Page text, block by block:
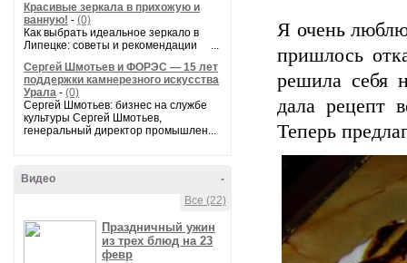
Красивые зеркала в прихожую и
ванную! - (0)
Как выбрать идеальное зеркало в
Липецке: советы и рекомендации ...
Сергей Шмотьев и ФОРЭС — 15 лет
поддержки камнерезного искусства
Урала - (0)
Сергей Шмотьев: бизнес на службе
культуры Сергей Шмотьев,
генеральный директор промышлен...
-
Видео
Все (22)
Праздничный ужин
из трех блюд на 23
февр
Я очень
пришлось
решила себя
дала рецепт
Теперь